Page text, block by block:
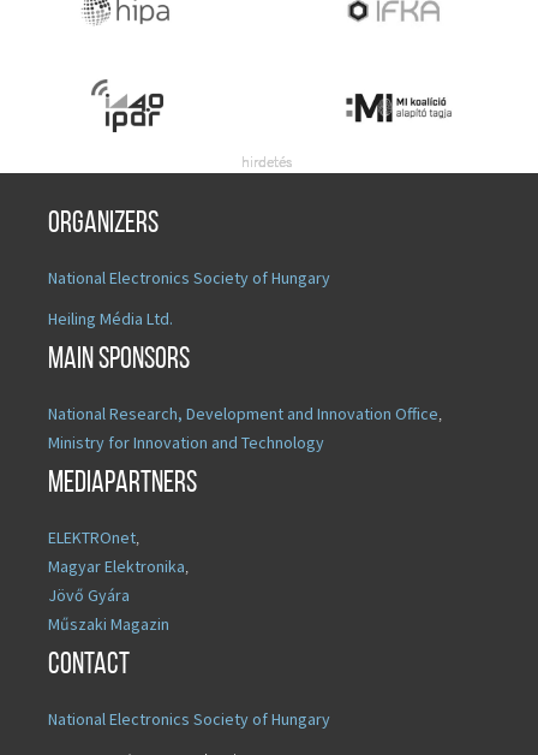
Organizers
National Electronics Society of Hungary
Heiling Média Ltd.
Main sponsors
National Research, Development and Innovation Office,
Ministry for Innovation and Technology
Mediapartners
ELEKTROnet,
Magyar Elektronika,
Jövő Gyára
Műszaki Magazin
Contact
National Electronics Society of Hungary